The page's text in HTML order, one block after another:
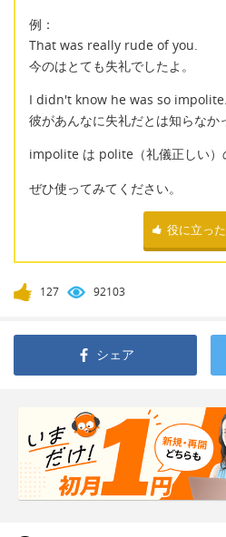
例：
That was really rude of you.
今のはとても失礼でしたよ。
I didn't know he was so impolite.
彼があんなに失礼だとは知らなか
impolite は polite（礼儀正しい）
ぜひ使ってみてください。
役に立った
127 92103
シェア